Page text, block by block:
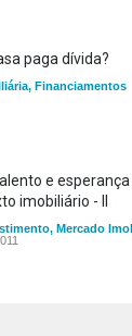
paga dívida?
, Financiamentos
e esperança
imobiliário - II
, Mercado